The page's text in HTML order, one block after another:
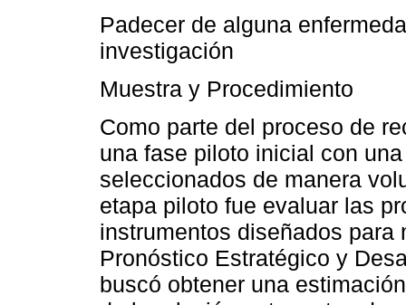
Padecer de alguna
investigación
Muestra y Procedimiento
Como parte del proceso de
una fase piloto inicial con
seleccionados de manera
etapa piloto fue evaluar las
instrumentos diseñados
Pronóstico Estratégico y
buscó obtener una